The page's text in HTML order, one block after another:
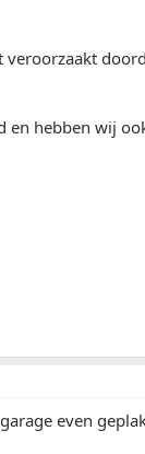
en hebben wij
even